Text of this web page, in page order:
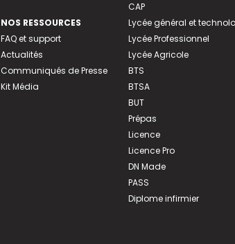
NOS RESSOURCES
FAQ et support
Actualités
Communiqués de Presse
Kit Média
CAP
Lycée général et
Lycée Professionnel
Lycée Agricole
BTS
BTSA
BUT
Prépas
Licence
Licence Pro
DN Made
PASS
Diplome infirmier